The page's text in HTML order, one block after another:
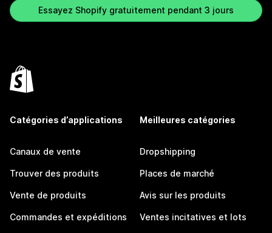
Essayez Shopify gratuitement pendant 3 jours
Catégories d’applications
Canaux de vente
Trouver des produits
Vente de produits
Commandes et expéditions
Meilleures catégories
Dropshipping
Places de marché
Avis sur les produits
Ventes incitatives et lots